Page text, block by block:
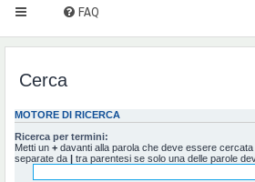
FAQ
Cerca
MOTORE DI RICERCA
Ricerca per termini:
Metti un + davanti alla parola che deve essere cercata
separate da
tra parentesi se solo una delle parole